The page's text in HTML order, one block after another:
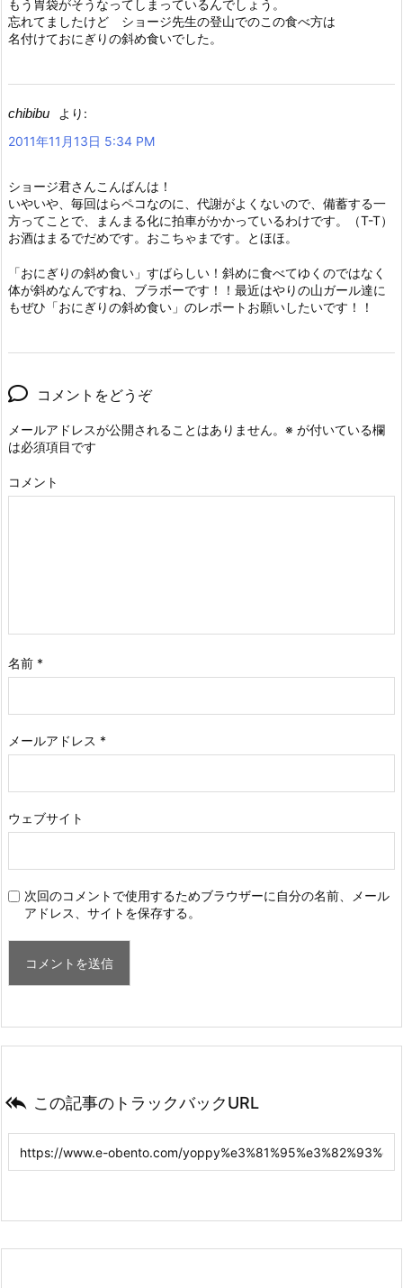
もう胃袋がそうなってしまっているんでしょう。
忘れてましたけど ショージ先生の登山でのこの食べ方は
名付けておにぎりの斜め食いでした。
chibibu
より:
2011年11月13日 5:34 PM
ショージ君さんこんばんは！
いやいや、毎回はらペコなのに、代謝がよくないので、備蓄する一
方ってことで、まんまる化に拍車がかかっているわけです。（T-T）
お酒はまるでだめです。おこちゃまです。とほほ。
「おにぎりの斜め食い」すばらしい！斜めに食べてゆくのではなく
体が斜めなんですね、ブラボーです！！最近はやりの山ガール達に
もぜひ「おにぎりの斜め食い」のレポートお願いしたいです！！
コメントをどうぞ
メールアドレスが公開されることはありません。 ※ が付いている欄
は必須項目です
コメント
名前 *
メールアドレス *
ウェブサイト
次回のコメントで使用するためブラウザーに自分の名前、メール
アドレス、サイトを保存する。
 この記事のトラックバックURL